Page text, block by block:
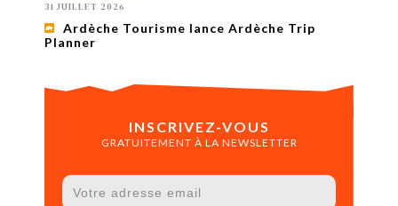
31 JUILLET 2026
Ardèche Tourisme lance Ardèche Trip
Planner
INSCRIVEZ-VOUS
GRATUITEMENT À LA NEWSLETTER